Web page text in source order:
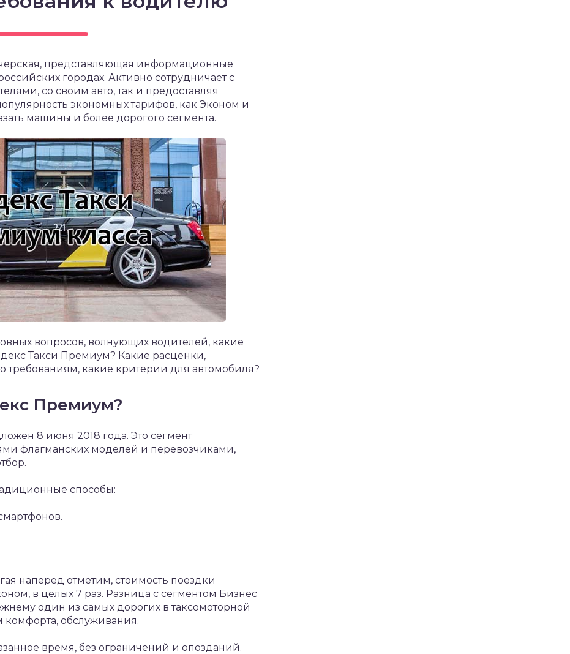
представляющая информационные
городах. Активно сотрудничает с
со своим авто, так и предоставляя
экономных тарифов, как Эконом и
машины и более дорогого сегмента.
вопросов, волнующих водителей, какие
Такси Премиум? Какие расценки,
требованиям, какие критерии для автомобиля?
Премиум?
8 июня 2018 года. Это сегмент
флагманских моделей и перевозчиками,
способы:
наперед отметим, стоимость поездки
в целых 7 раз. Разница с сегментом Бизнес
один из самых дорогих в таксомоторной
комфорта, обслуживания.
время, без ограничений и опозданий.